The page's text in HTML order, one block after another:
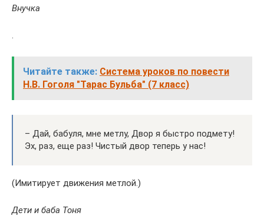
Внучка
.
Читайте также: Система уроков по повести
Н.В. Гоголя "Тарас Бульба" (7 класс)
– Дай, бабуля, мне метлу, Двор я быстро подмету!
Эх, раз, еще раз! Чистый двор теперь у нас!
(Имитирует движения метлой.)
Дети и баба Тоня